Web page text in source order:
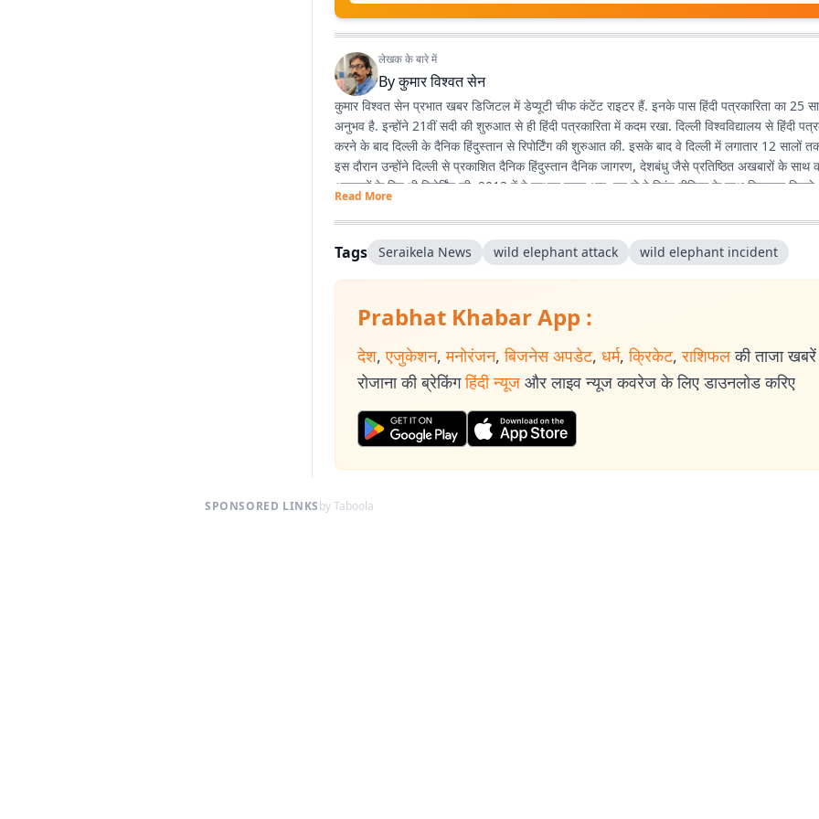
लेखक के बारे में
Byकुमार विश्वत सेन
कुमार विश्वत सेन प्रभात खबर डिजिटल में डेप्यूटी चीफ कंटेंट राइटर हैं. इनके पास हिंदी पत्रकारिता का 25
अनुभव है. इन्होंने 21वीं सदी की शुरुआत से ही हिंदी पत्रकारिता में कदम रखा. दिल्ली विश्वविद्यालय से हिंदी
करने के बाद दिल्ली के दैनिक हिंदुस्तान से रिपोर्टिंग की शुरुआत की. इसके बाद वे दिल्ली में लगातार 12 सालों तक
इस दौरान उन्होंने दिल्ली से प्रकाशित दैनिक हिंदुस्तान दैनिक जागरण, देशबंधु जैसे प्रतिष्ठित अखबारों के साथ
अखबारों के लिए भी रिपोर्टिंग की. 2013 में वे प्रभात खबर आए. तब से वे प्रिंट मीडिया के साथ फिलहाल
प्रभात खबर डिजिटल में अपनी सेवाएं दे रहे हैं. इन्होंने अपने करियर के शुरुआती दिनों में ही राजस्थान में होने वाली
पत्रकारिता के 300 साल के इतिहास पर एक पुस्तक 'नित नए आयाम की खोज: राजस्थानी पत्रकारिता' की
कहानियां देश के विभिन्न पत्र-पत्रिकाओं में प्रकाशित हुई हैं.
Read More
Tags Seraikela News wild elephant attack wild elephant incident
Prabhat Khabar App :
देश, एजुकेशन, मनोरंजन, बिजनेस अपडेट, धर्म, क्रिकेट, राशिफल की ताजा
रोजाना की ब्रेकिंग हिंदी न्यूज और लाइव न्यूज कवरेज के लिए डाउनलोड करिए
SPONSORED LINKSby Taboola